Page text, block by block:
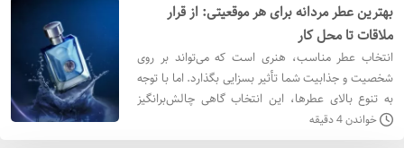
بهترین عطر مردانه برای هر موقعیتی: از قرار
ملاقات تا محل کار
انتخاب عطر مناسب، هنری است که می‌تواند بر روی
شخصیت و جذابیت شما تأثیر بسزایی بگذارد. اما با توجه
به تنوع بالای عطرها، این انتخاب گاهی چالش‌برانگیز
می‌شود. در این مقاله، قصد داریم شما را با ۱۰ عطر مح
خواندن 4 دقیقه